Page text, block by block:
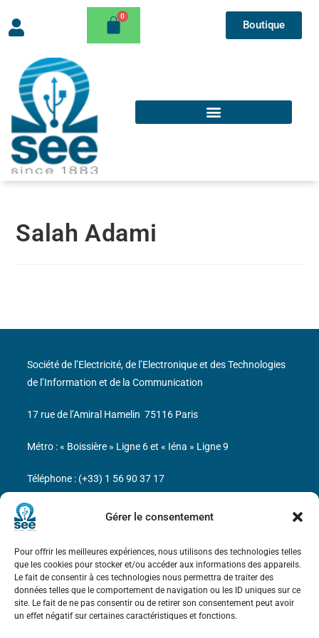
Gérer le consentement
Pour offrir les meilleures expériences, nous utilisons des technologies telles
que les cookies pour stocker et/ou accéder aux informations des appareils.
Le fait de consentir à ces technologies nous permettra de traiter des
données telles que le comportement de navigation ou les ID uniques sur ce
site. Le fait de ne pas consentir ou de retirer son consentement peut avoir
un effet négatif sur certaines caractéristiques et fonctions.
Boutique
Salah Adami
Bicentenaire des découvertes d’André-
Marie Ampère
Mentions légales
Société de l’Electricité, de l’Electronique et des Technologies
de l’Information et de la Communication
17 rue de l’Amiral Hamelin 75116 Paris
Métro : « Boissière » Ligne 6 et « Iéna » Ligne 9
Téléphone : (+33) 1 56 90 37 17
N° de SIREN : 785 393 232, Code APE : 9412Z TVA intra-
communautaire : FR44 785 393 232